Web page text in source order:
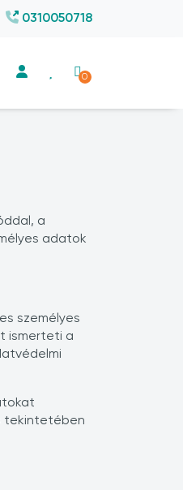
0310050718
0
a
adatok
személyes
ismerteti a
tekintetében